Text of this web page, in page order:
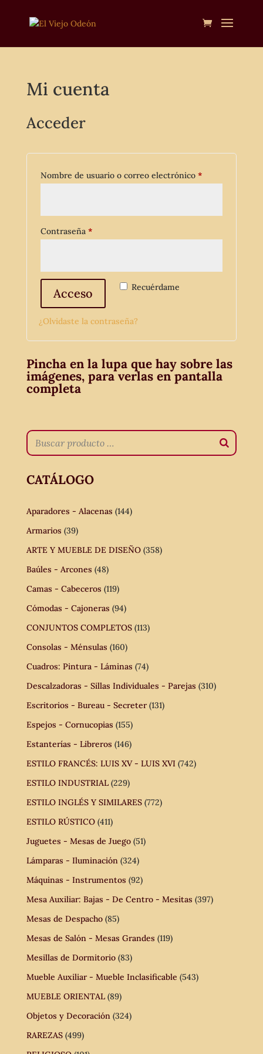
Mi cuenta
Acceder
Nombre de usuario o correo electrónico *Obligatorio
Contraseña *Obligatorio
Recuérdame
Acceso
¿Olvidaste la contraseña?
Pincha en la lupa que hay sobre las
imágenes, para verlas en pantalla
completa
CATÁLOGO
Aparadores - Alacenas (144)
Armarios (39)
ARTE Y MUEBLE DE DISEÑO (358)
Baúles - Arcones (48)
Camas - Cabeceros (119)
Cómodas - Cajoneras (94)
CONJUNTOS COMPLETOS (113)
Consolas - Ménsulas (160)
Cuadros: Pintura - Láminas (74)
Descalzadoras - Sillas Individuales - Parejas (310)
Escritorios - Bureau - Secreter (131)
Espejos - Cornucopias (155)
Estanterías - Libreros (146)
ESTILO FRANCÉS: LUIS XV - LUIS XVI (742)
ESTILO INDUSTRIAL (229)
ESTILO INGLÉS Y SIMILARES (772)
ESTILO RÚSTICO (411)
Juguetes - Mesas de Juego (51)
Lámparas - Iluminación (324)
Máquinas - Instrumentos (92)
Mesa Auxiliar: Bajas - De Centro - Mesitas (397)
Mesas de Despacho (85)
Mesas de Salón - Mesas Grandes (119)
Mesillas de Dormitorio (83)
Mueble Auxiliar - Mueble Inclasificable (543)
MUEBLE ORIENTAL (89)
Objetos y Decoración (324)
RAREZAS (499)